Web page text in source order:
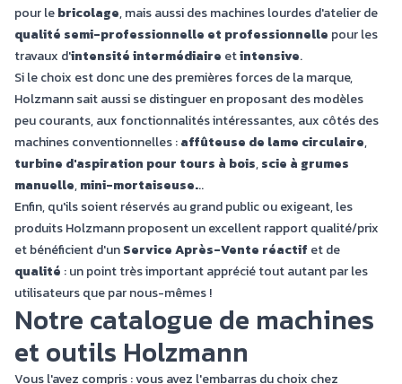
pour lebricolage, mais aussi des machines lourdes d'atelier de
qualité semi-professionnelle et professionnelle pour les
travaux d'intensité intermédiaire etintensive.
Si le choix est donc une des premières forces de la marque,
Holzmann sait aussi se distinguer en proposant des modèles
peu courants, aux fonctionnalités intéressantes, aux côtés des
machines conventionnelles :affûteuse de lame circulaire,
turbine d'aspiration pour tours à bois,scie à grumes
manuelle,mini-mortaiseuse...
Enfin, qu'ils soient réservés au grand public ou exigeant, les
produits Holzmann proposent un excellent rapport qualité/prix
et bénéficient d'unService Après-Vente réactif et de
qualité : un point très important apprécié tout autant par les
utilisateurs que par nous-mêmes !
Notre catalogue de machines
et outils Holzmann
Vous l'avez compris : vous avez l'embarras du choix chez